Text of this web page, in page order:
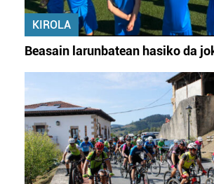
KIROLA
Beasain larunbatean hasiko da